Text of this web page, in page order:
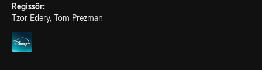
Regissör:
Tzor Edery, Tom Prezman